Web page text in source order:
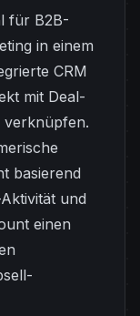
für B2B-
in einem
CRM
mit Deal-
verknüpfen.
basierend
und
einen